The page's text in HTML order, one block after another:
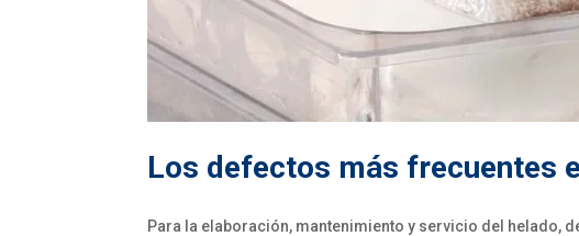
Los defectos más frecuentes
Para la elaboración, mantenimiento y servicio del helado,